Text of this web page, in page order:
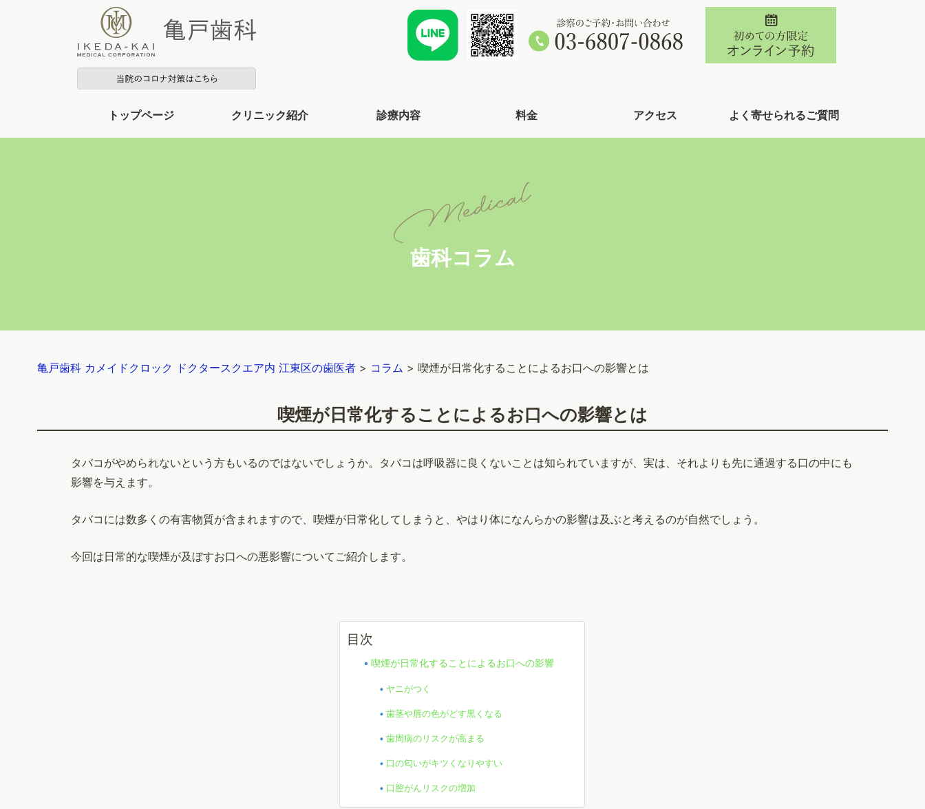
トップページ クリニック紹介 診療内容 料金 アクセス よく寄せられるご質問
歯科コラム
亀戸歯科 カメイドクロック ドクタースクエア内 江東区の歯医者> コラム > 喫煙が日常化することによるお口への影響とは
喫煙が日常化することによるお口への影響とは
タバコがやめられないという方もいるのではないでしょうか。タバコは呼吸器に良くないことは知られていますが、実は、それよりも先に通過する口の中にも
影響を与えます。
タバコには数多くの有害物質が含まれますので、喫煙が日常化してしまうと、やはり体になんらかの影響は及ぶと考えるのが自然でしょう。
今回は日常的な喫煙が及ぼすお口への悪影響についてご紹介します。
目次
喫煙が日常化することによるお口への影響
ヤニがつく
歯茎や唇の色がどす黒くなる
歯周病のリスクが高まる
口の匂いがキツくなりやすい
口腔がんリスクの増加